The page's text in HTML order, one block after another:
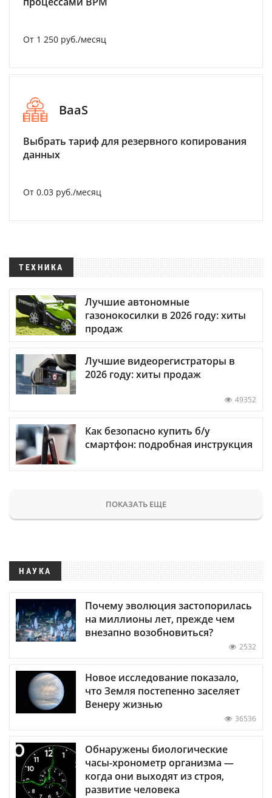
От 1 250 руб./месяц
BaaS
Выбрать тариф для резервного копирования
данных
От 0.03 руб./месяц
ТЕХНИКА
Лучшие автономные
газонокосилки в 2026 году: хиты
продаж
Лучшие видеорегистраторы в
2026 году: хиты продаж
49352
Как безопасно купить б/у
смартфон: подробная инструкция
ПОКАЗАТЬ ЕЩЕ
НАУКА
Почему эволюция застопорилась
на миллионы лет, прежде чем
внезапно возобновиться?
2532
Новое исследование показало,
что Земля постепенно заселяет
Венеру жизнью
36536
Обнаружены биологические
часы-хронометр организма —
когда они выходят из строя,
развитие человека